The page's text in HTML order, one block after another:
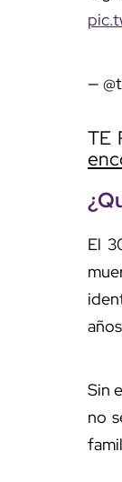
—
TE
El
Sin
no